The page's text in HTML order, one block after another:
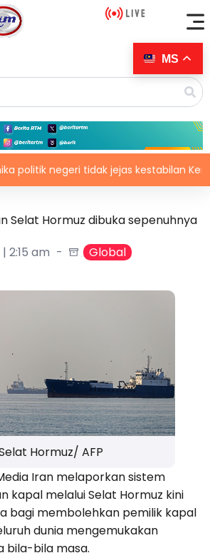
negeri tidak jejas kestabilan Kerajaan
Selat Hormuz dibuka sepenuhnya
2:15 am
Global
Hormuz/ AFP
Iran melaporkan sistem
kapal melalui Selat Hormuz kini
bagi membolehkan pemilik kapal
dunia mengemukakan
bila-bila masa.
MS